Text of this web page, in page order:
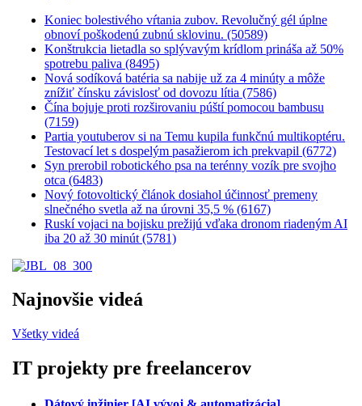
Koniec bolestivého vŕtania zubov. Revolučný gél úplne
obnoví poškodenú zubnú sklovinu. (50589)
Konštrukcia lietadla so splývavým krídlom prináša až 50%
spotrebu paliva (8495)
Nová sodíková batéria sa nabije už za 4 minúty a môže
znížiť čínsku závislosť od dovozu lítia (7586)
Čína bojuje proti rozširovaniu púští pomocou bambusu
(7159)
Partia youtuberov si na Temu kupila funkčnú multikoptéru.
Testovací let s dospelým pasažierom ich prekvapil (6772)
Syn prerobil robotického psa na terénny vozík pre svojho
otca (6483)
Nový fotovoltický článok dosiahol účinnosť premeny
slnečného svetla až na úrovni 35,5 % (6167)
Ruskí vojaci na bojisku prežijú vďaka dronom riadeným AI
iba 20 až 30 minút (5781)
Najnovšie videá
Všetky videá
IT projekty pre freelancerov